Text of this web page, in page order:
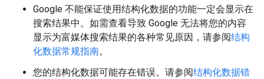
Google 不能保证使用结构化数据的功能一定会显示在
搜索结果中。如需查看导致 Google 无法将您的内容
显示为富媒体搜索结果的各种常见原因，请参阅结构
化数据常规指南。
您的结构化数据可能存在错误。请参阅结构化数据错